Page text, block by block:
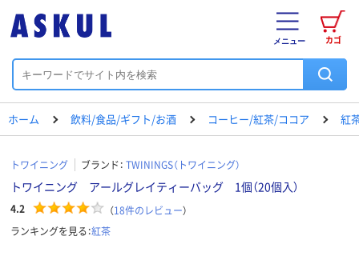
カゴ
メニュー
ホーム 飲料/食品/ギフト/お酒 コーヒー/紅茶/ココア 紅
トワイニング ブランド： TWININGS（トワイニング）
トワイニング アールグレイティーバッグ 1個（20個入）
4.2 （18件のレビュー）
ランキングを見る：紅茶